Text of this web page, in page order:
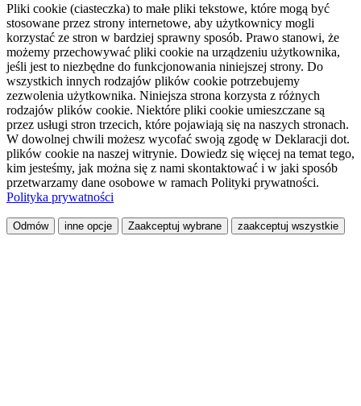
Pliki cookie (ciasteczka) to małe pliki tekstowe, które mogą być
stosowane przez strony internetowe, aby użytkownicy mogli
korzystać ze stron w bardziej sprawny sposób. Prawo stanowi, że
możemy przechowywać pliki cookie na urządzeniu użytkownika,
jeśli jest to niezbędne do funkcjonowania niniejszej strony. Do
wszystkich innych rodzajów plików cookie potrzebujemy
zezwolenia użytkownika. Niniejsza strona korzysta z różnych
rodzajów plików cookie. Niektóre pliki cookie umieszczane są
przez usługi stron trzecich, które pojawiają się na naszych stronach.
W dowolnej chwili możesz wycofać swoją zgodę w Deklaracji dot.
plików cookie na naszej witrynie. Dowiedz się więcej na temat tego,
kim jesteśmy, jak można się z nami skontaktować i w jaki sposób
przetwarzamy dane osobowe w ramach Polityki prywatności.
Polityka prywatności
Odmów inne opcje Zaakceptuj wybrane zaakceptuj wszystkie